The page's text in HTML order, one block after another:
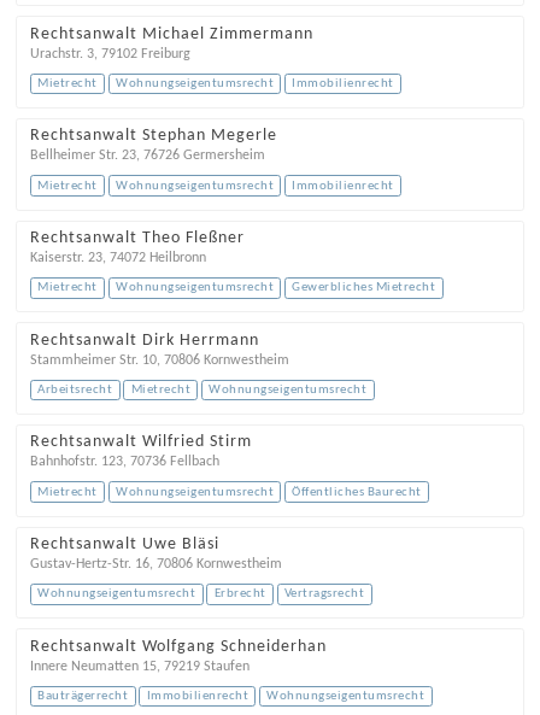
Rechtsanwalt Michael Zimmermann
Urachstr. 3, 79102 Freiburg
Mietrecht Wohnungseigentumsrecht Immobilienrecht
Rechtsanwalt Stephan Megerle
Bellheimer Str. 23, 76726 Germersheim
Mietrecht Wohnungseigentumsrecht Immobilienrecht
Rechtsanwalt Theo Fleßner
Kaiserstr. 23, 74072 Heilbronn
Mietrecht Wohnungseigentumsrecht Gewerbliches Mietrecht
Rechtsanwalt Dirk Herrmann
Stammheimer Str. 10, 70806 Kornwestheim
Arbeitsrecht Mietrecht Wohnungseigentumsrecht
Rechtsanwalt Wilfried Stirm
Bahnhofstr. 123, 70736 Fellbach
Mietrecht Wohnungseigentumsrecht Öffentliches Baurecht
Rechtsanwalt Uwe Bläsi
Gustav-Hertz-Str. 16, 70806 Kornwestheim
Wohnungseigentumsrecht Erbrecht Vertragsrecht
Rechtsanwalt Wolfgang Schneiderhan
Innere Neumatten 15, 79219 Staufen
Bauträgerrecht Immobilienrecht Wohnungseigentumsrecht